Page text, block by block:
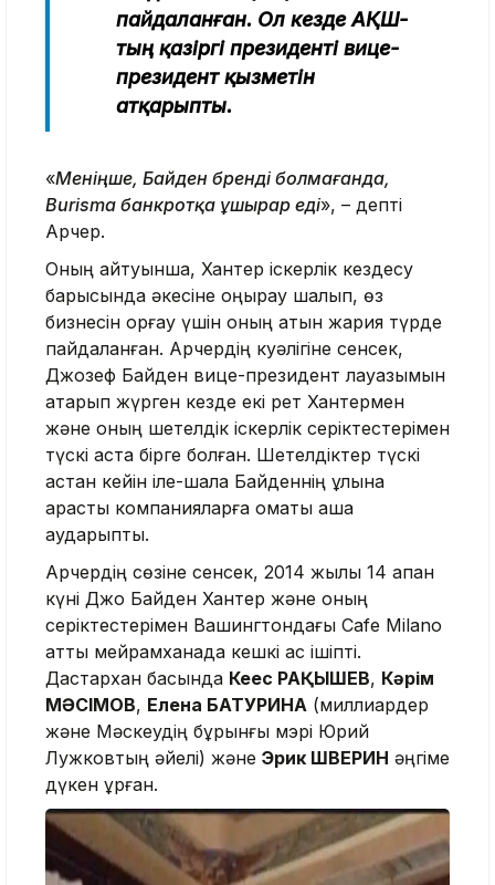
пайдаланған. Ол кезде АҚШ-
тың қазіргі президенті вице-
президент қызметін
атқарыпты.
«Меніңше, Байден бренді болмағанда,
Burisma банкротқа ұшырар еді», – депті
Арчер.
Оның айтуынша, Хантер іскерлік кездесу
барысында әкесіне қоңырау шалып, өз
бизнесін қорғау үшін оның атын жария түрде
пайдаланған. Арчердің куәлігіне сенсек,
Джозеф Байден вице-президент лауазымын
атқарып жүрген кезде екі рет Хантермен
және оның шетелдік іскерлік серіктестерімен
түскі аста бірге болған. Шетелдіктер түскі
астан кейін іле-шала Байденнің ұлына
қарасты компанияларға қомақты ақша
аударыпты.
Арчердің сөзіне сенсек, 2014 жылы 14 ақпан
күні Джо Байден Хантер және оның
серіктестерімен Вашингтондағы Cafe Milano
атты мейрамханада кешкі ас ішіпті.
Дастархан басында Кеңес РАҚЫШЕВ, Кәрім
МӘСІМОВ, Елена БАТУРИНА (миллиардер
және Мәскеудің бұрынғы мэрі Юрий
Лужковтың әйелі) және Эрик ШВЕРИН әңгіме
дүкен құрған.